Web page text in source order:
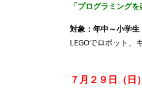
「プログラミング
対象：年中～小学生
LEGOでロボット、
７月２９日（